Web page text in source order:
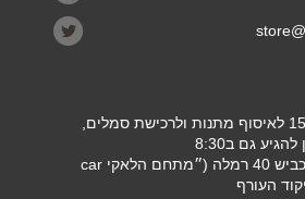
בין השעות 9:00 -15:30 לאיסוף מתנות ולרכישת סמלים,
גם ב8:30
יוסף קלוזנר 29 פינת כביש 40 רמלה (״מתחם הלאקי car
העורף